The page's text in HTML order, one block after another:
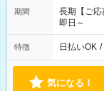
期間
長期【ご応
即日～
特徴 日払いOK /
気になる！